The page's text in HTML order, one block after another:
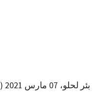
بئر لحلو، 07 مارس 2021 (